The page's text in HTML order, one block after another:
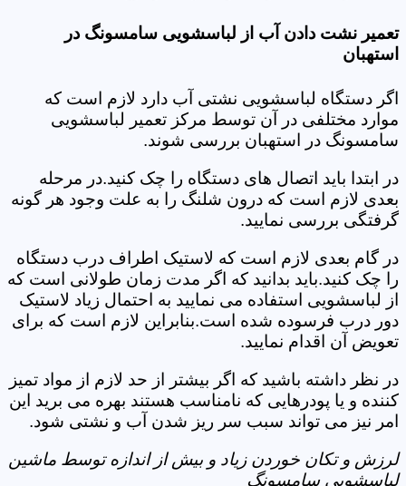
تعمیر نشت دادن آب از لباسشویی سامسونگ در
استهبان
اگر دستگاه لباسشویی نشتی آب دارد لازم است که
موارد مختلفی در آن توسط مرکز تعمیر لباسشویی
سامسونگ در استهبان بررسی شوند.
در ابتدا باید اتصال های دستگاه را چک کنید.در مرحله
بعدی لازم است که درون شلنگ را به علت وجود هر گونه
گرفتگی بررسی نمایید.
در گام بعدی لازم است که لاستیک اطراف درب دستگاه
را چک کنید.باید بدانید که اگر مدت زمان طولانی است که
از لباسشویی استفاده می نمایید به احتمال زیاد لاستیک
دور درب فرسوده شده است.بنابراین لازم است که برای
تعویض آن اقدام نمایید.
در نظر داشته باشید که اگر بیشتر از حد لازم از مواد تمیز
کننده و یا پودرهایی که نامناسب هستند بهره می برید این
امر نیز می تواند سبب سر ریز شدن آب و نشتی شود.
لرزش و تکان خوردن زیاد و بیش از اندازه توسط ماشین
لباسشویی سامسونگ